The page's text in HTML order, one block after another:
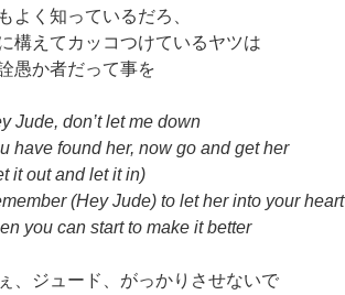
よく知っているだろ、
構えてカッコつけているヤツは
愚か者だって事を
Jude, don’t let me down
have found her, now go and get her
it out and let it in)
(Hey Jude) to let her into your heart
you can start to make it better
、ジュード、がっかりさせないで